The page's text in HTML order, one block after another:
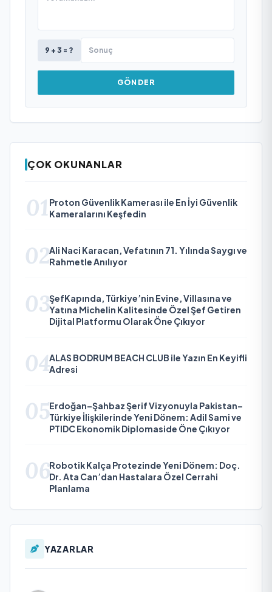
9 + 3 = ?
GÖNDER
ÇOK OKUNANLAR
01 Proton Güvenlik Kamerası ile En İyi Güvenlik
Kameralarını Keşfedin
02Ali Naci Karacan, Vefatının 71. Yılında Saygı ve
Rahmetle Anılıyor
03ŞefKapında, Türkiye’nin Evine, Villasına ve
Yatına Michelin Kalitesinde Özel Şef Getiren
Dijital Platformu Olarak Öne Çıkıyor
04ALAS BODRUM BEACH CLUB ile Yazın En Keyifli
Adresi
05Erdoğan–Şahbaz Şerif Vizyonuyla Pakistan–
Türkiye İlişkilerinde Yeni Dönem: Adil Sami ve
PTIDC Ekonomik Diplomaside Öne Çıkıyor
06Robotik Kalça Protezinde Yeni Dönem: Doç.
Dr. Ata Can’dan Hastalara Özel Cerrahi
Planlama
YAZARLAR